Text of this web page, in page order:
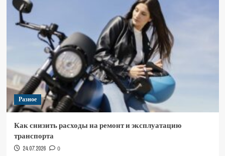
Разное
Как снизить расходы на ремонт и эксплуатацию
транспорта
24.07.2026 0